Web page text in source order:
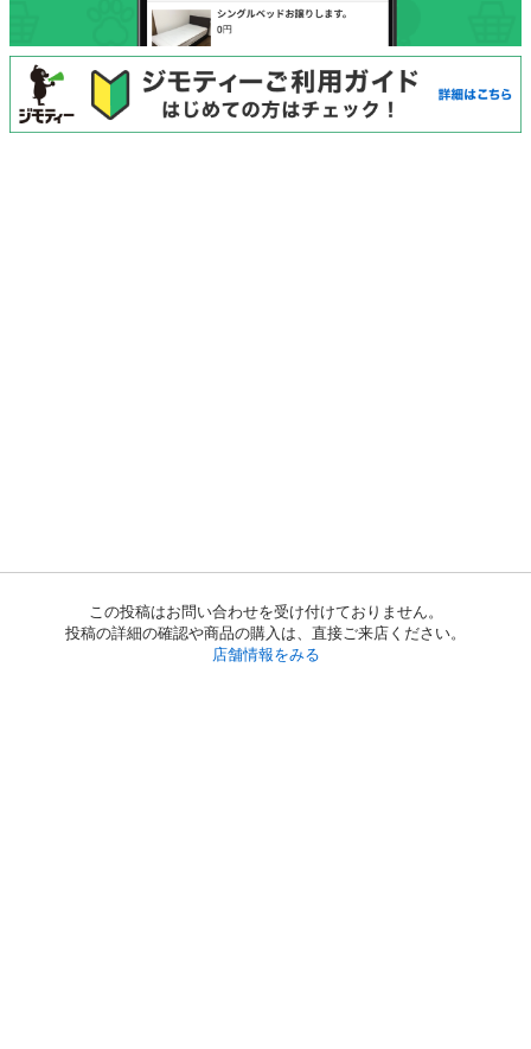
この投稿はお問い合わせを受け付けておりません。
投稿の詳細の確認や商品の購入は、直接ご来店ください。
店舗情報をみる